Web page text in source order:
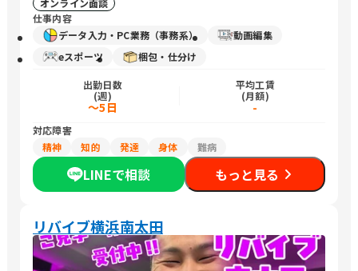
オンライン面談
仕事内容
データ入力・PC業務（事務系）
動画編集
eスポーツ
梱包・仕分け
出勤日数
(週)
～5日
平均工賃
(月額)
-
対応障害
精神
知的 発達 身体 難病
LINEで相談 もっと見る
リバイブ横浜南太田